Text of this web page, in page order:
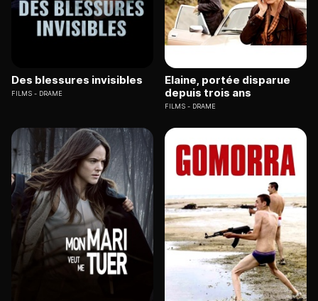
Des blessures invisibles
FILMS DRAME
Elaine, portée disparue
depuis trois ans
FILMS DRAME